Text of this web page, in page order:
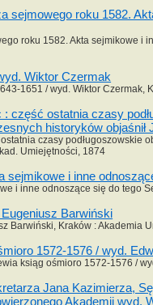
sejmowego roku 1582.
roku 1582. Akta sejmikowe
Wiktor Czermak
1651 / wyd. Wiktor Czermak,
część ostatnia czasy
historyków objaśnił
czasy
Umiejętności, 1874
sejmikowe i inne
i inne odnoszące się do tego
Barwiński
Barwiński, Kraków : Akademia
1572-1576 / wyd.
ksiąg ośmioro 1572-1576 /
Jana Kazimierza,
Akademii wyd.